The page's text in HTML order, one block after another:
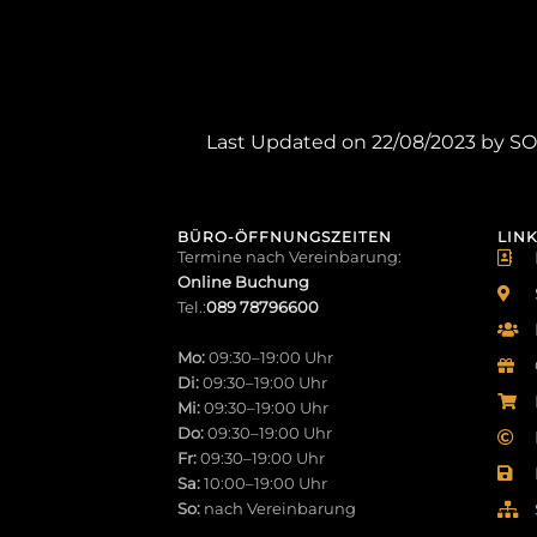
Last Updated on 22/08/2023 by
BÜRO-ÖFFNUNGSZEITEN
Termine nach Vereinbarung:
Online Buchung
Tel.:089 78796600
Mo:09:30–19:00 Uhr
Di:09:30–19:00 Uhr
Mi:09:30–19:00 Uhr
Do:09:30–19:00 Uhr
Fr:09:30–19:00 Uhr
Sa:10:00–19:00 Uhr
So: nach Vereinbarung